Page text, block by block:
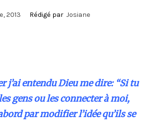
2013 Rédigé par Josiane
j’ai entendu Dieu me dire: “Si tu
gens ou les connecter à moi,
par modifier l’idée qu’ils se